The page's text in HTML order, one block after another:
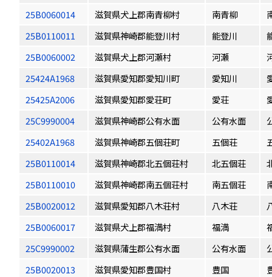
25B0060014
滋賀県犬上郡南青柳村 南青柳
25B0110011
滋賀県神崎郡能登川村 能登川
25B0060002
滋賀県犬上郡河瀬村 河瀬
25424A1968
滋賀県愛知郡愛知川町 愛知川
25425A2006
滋賀県愛知郡愛荘町 愛荘
25C9990004
滋賀県神崎郡公有水面 公有水面
25402A1968
滋賀県神崎郡五個荘町 五個荘
25B0110014
滋賀県神崎郡北五個荘村 北五個荘
25B0110010
滋賀県神崎郡南五個荘村 南五個荘
25B0020012
滋賀県愛知郡八木荘村 八木荘
25B0060017
滋賀県犬上郡福満村 福満
25C9990002
滋賀県蒲生郡公有水面 公有水面
25B0020013
滋賀県愛知郡豊国村 豊国